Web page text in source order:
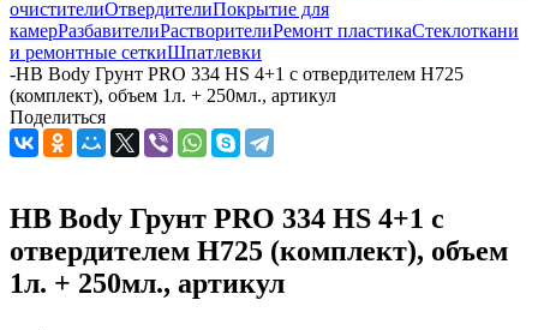
очистителиОтвердителиПокрытие для
камерРазбавителиРастворителиРемонт пластикаСтеклоткани
и ремонтные сеткиШпатлевки
-HB Body Грунт PRO 334 HS 4+1 с отвердителем H725
(комплект), объем 1л. + 250мл., артикул
Поделиться
HB Body Грунт PRO 334 HS 4+1 с
отвердителем H725 (комплект), объем
1л. + 250мл., артикул